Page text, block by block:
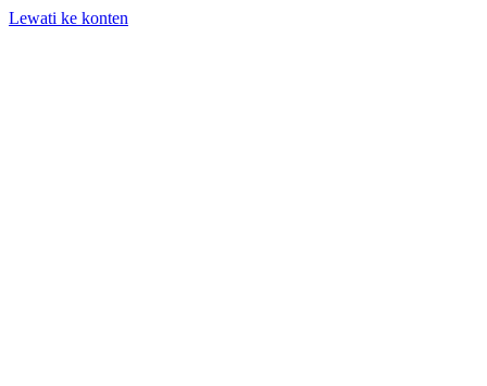
Lewati ke konten